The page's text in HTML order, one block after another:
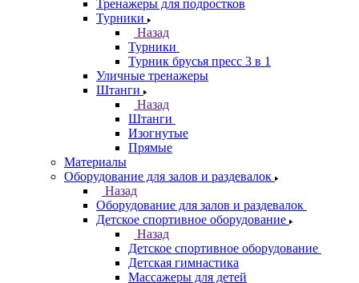
Тренажеры для подростков
Турники
Назад
Турники
Турник брусья пресс 3 в 1
Уличные тренажеры
Штанги
Назад
Штанги
Изогнутые
Прямые
Материалы
Оборудование для залов и раздевалок
Назад
Оборудование для залов и раздевалок
Детское спортивное оборудование
Назад
Детское спортивное оборудование
Детская гимнастика
Массажеры для детей